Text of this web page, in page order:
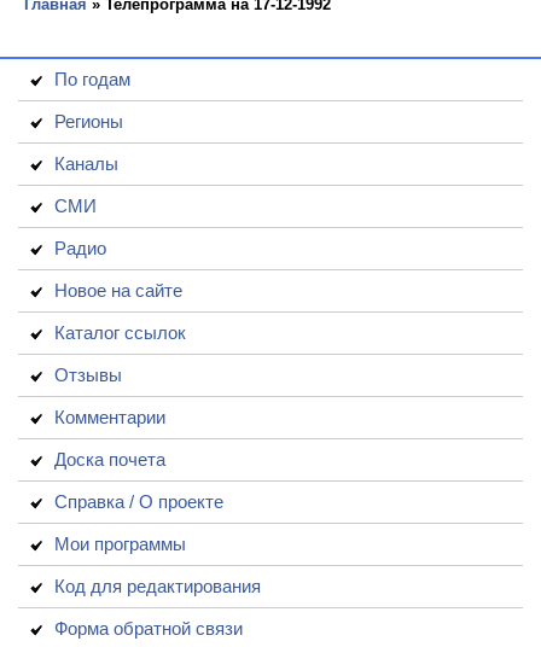
Главная » Телепрограмма на 17-12-1992
По годам
Регионы
Каналы
СМИ
Радио
Новое на сайте
Каталог ссылок
Отзывы
Комментарии
Доска почета
Справка / О проекте
Мои программы
Код для редактирования
Форма обратной связи